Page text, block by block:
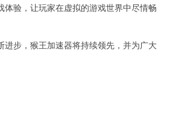
验，让玩家在虚拟的游戏世界中尽情畅
步，猴王加速器将持续领先，并为广大